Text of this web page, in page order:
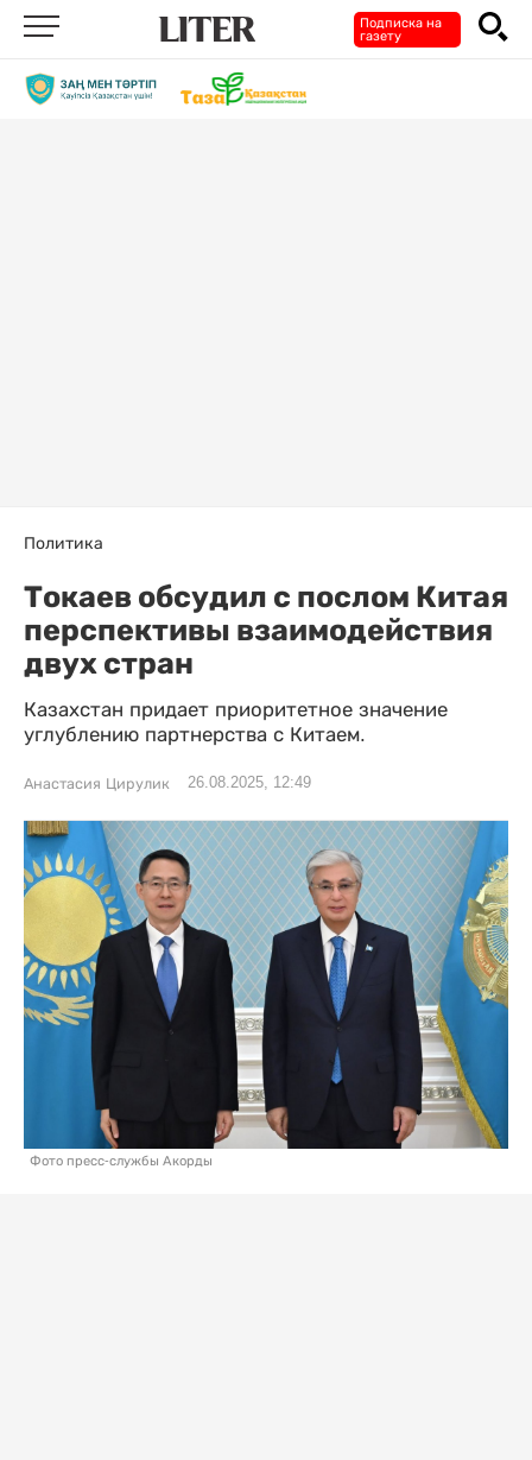
Подписка на
газету
Политика
Токаев обсудил с послом Китая
перспективы взаимодействия
двух стран
Казахстан придает приоритетное значение
углублению партнерства с Китаем.
Анастасия Цирулик 26.08.2025, 12:49
Фото пресс-службы Акорды